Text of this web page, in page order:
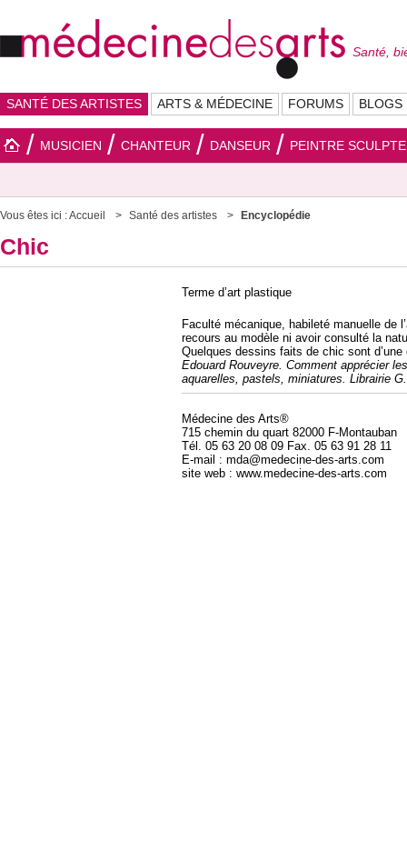
Santé,
SANTÉ DES ARTISTES ARTS & MÉDECINE FORUMS BLOGS
MUSICIEN CHANTEUR DANSEUR PEINTRE
Vous êtes ici :Accueil Santé des artistes Encyclopédie
Chic
Terme d’art plastique
Faculté mécanique, habileté manuelle de
recours au modèle ni avoir consulté la
Quelques dessins faits de chic sont
Edouard Rouveyre. Comment apprécier
aquarelles, pastels, miniatures. Librairie
Médecine des Arts®
715 chemin du quart 82000 F-Montauban
Tél. 05 63 20 08 09 Fax. 05 63 91 28 11
E-mail : mda@medecine-des-arts.com
site web : www.medecine-des-arts.com